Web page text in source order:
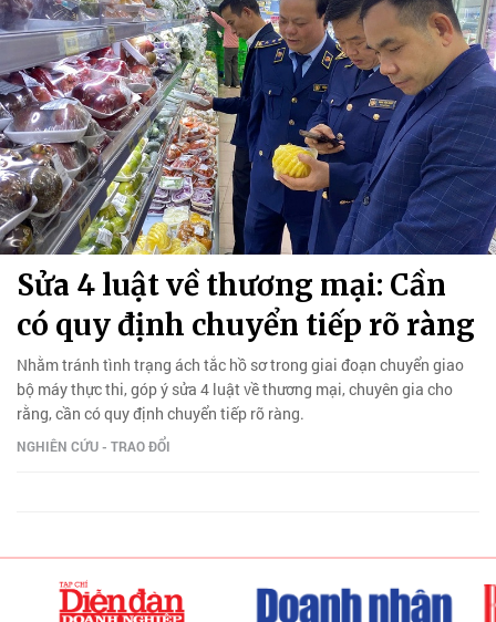
Sửa 4 luật về thương mại: Cần
có quy định chuyển tiếp rõ ràng
Nhằm tránh tình trạng ách tắc hồ sơ trong giai đoạn chuyển giao
bộ máy thực thi, góp ý sửa 4 luật về thương mại, chuyên gia cho
rằng, cần có quy định chuyển tiếp rõ ràng.
NGHIÊN CỨU - TRAO ĐỔI